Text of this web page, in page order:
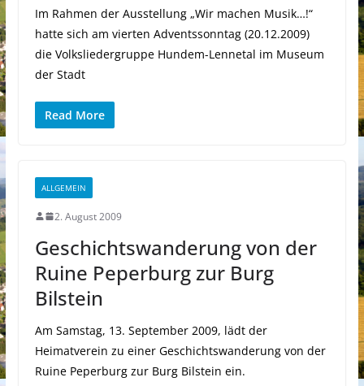
Im Rahmen der Ausstellung „Wir machen Musik…!“
hatte sich am vierten Adventssonntag (20.12.2009)
die Volksliedergruppe Hundem-Lennetal im Museum
der Stadt
Read More
ALLGEMEIN
2. August 2009
Geschichtswanderung von der
Ruine Peperburg zur Burg
Bilstein
Am Samstag, 13. September 2009, lädt der
Heimatverein zu einer Geschichtswanderung von der
Ruine Peperburg zur Burg Bilstein ein.